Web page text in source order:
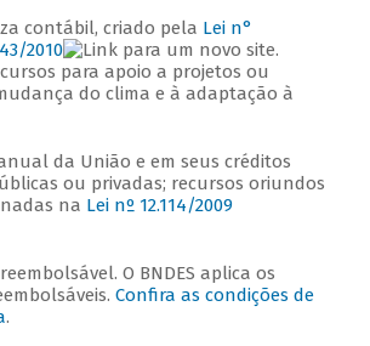
contábil, criado pela Lei n°
2010
.
para apoio a projetos ou
do clima e à adaptação à
da União e em seus créditos
ou privadas; recursos oriundos
na Lei nº 12.114/2009
O BNDES aplica os
Confira as condições de
.